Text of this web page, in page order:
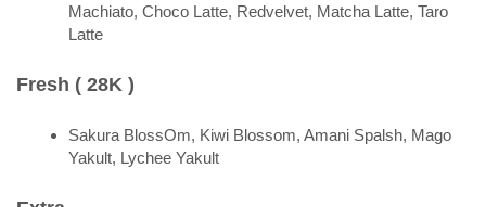
Machiato, Choco Latte, Redvelvet, Matcha Latte, Taro
Latte
Fresh ( 28K )
Sakura BlossOm, Kiwi Blossom, Amani Spalsh, Mago
Yakult, Lychee Yakult